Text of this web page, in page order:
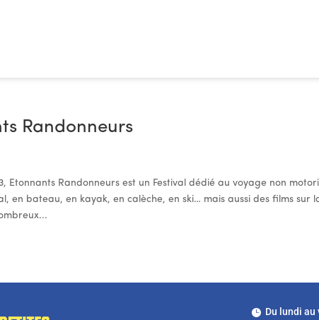
Randonneurs
Etonnants Randonneurs est un Festival dédié au voyage non
en bateau, en kayak, en calèche, en ski… mais aussi des films sur
Du lundi au